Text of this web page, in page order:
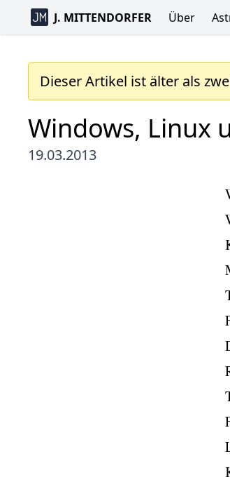
J. MITTENDORFER Über
Dieser Artikel ist älter als
Windows, Linux
19.03.2013